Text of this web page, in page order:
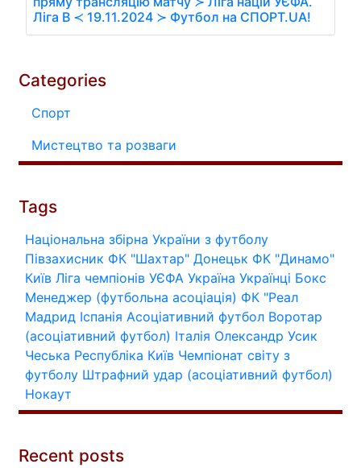
Ліга B ≺ 19.11.2024 ≻ Футбол на СПОРТ.UA!
Categories
Спорт
Мистецтво та розваги
Tags
Національна збірна України з футболу
Півзахисник ФК "Шахтар" Донецьк ФК "Динамо"
Київ Ліга чемпіонів УЄФА Україна Українці Бокс
Менеджер (футбольна асоціація) ФК "Реал
Мадрид Іспанія Асоціативний футбол Воротар
(асоціативний футбол) Італія Олександр Усик
Чеська Республіка Київ Чемпіонат світу з
футболу Штрафний удар (асоціативний футбол)
Нокаут
Recent posts